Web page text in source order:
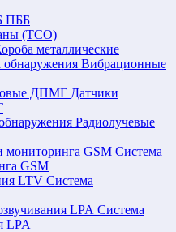
ПББ
(ТСО)
металлические
Вибрационные
Датчики
Радиолучевые
Система
GSM
Система
Система
LPA